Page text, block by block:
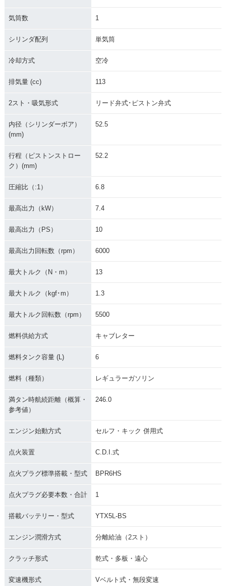
気筒数 1
シリンダ配列 単気筒
冷却方式 空冷
排気量 (cc) 113
2スト・吸気形式 リード弁式･ピストン弁式
内径（シリンダーボア）
(mm)
52.5
行程（ピストンストロー
ク）(mm)
52.2
圧縮比（:1） 6.8
最高出力（kW） 7.4
最高出力（PS） 10
最高出力回転数（rpm） 6000
最大トルク（N・m） 13
最大トルク（kgf･m） 1.3
最大トルク回転数（rpm） 5500
燃料供給方式 キャブレター
燃料タンク容量 (L) 6
燃料（種類） レギュラーガソリン
満タン時航続距離（概算・
参考値）
246.0
エンジン始動方式 セルフ・キック 併用式
点火装置 C.D.I.式
点火プラグ標準搭載・型式 BPR6HS
点火プラグ必要本数・合計 1
搭載バッテリー・型式 YTX5L-BS
エンジン潤滑方式 分離給油（2スト）
クラッチ形式 乾式・多板・遠心
変速機形式 Vベルト式・無段変速